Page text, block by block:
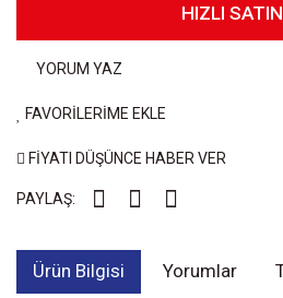
HIZLI
YORUM YAZ
FAVORİLERİME EKLE
FİYATI DÜŞÜNCE HABER VER
PAYLAŞ:
Ürün Bilgisi Yorumlar